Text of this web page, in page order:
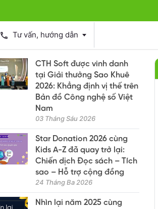
phone Tư vấn, hướng dẫn
CTH Soft được vinh danh
tại Giải thưởng Sao Khuê
2026: Khẳng định vị thế trên
Bản đồ Công nghệ số Việt
Nam
03 Tháng Sáu 2026
Star Donation 2026 cùng
Kids A-Z đã quay trở lại:
Chiến dịch Đọc sách – Tích
sao – Hỗ trợ cộng đồng
24 Tháng Ba 2026
Nhìn lại năm 2025 cùng